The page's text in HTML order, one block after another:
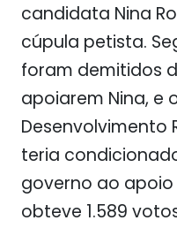
candidata Nina
cúpula petista.
foram demitidos
apoiarem Nina, e
Desenvolvimento
teria
governo ao
obteve 1.589